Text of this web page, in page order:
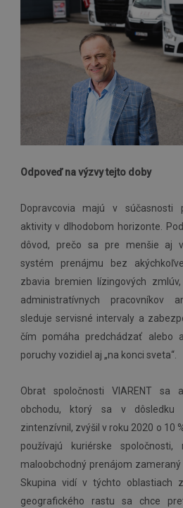
Odpoveď na výzvy tejto doby
Dopravcovia majú v súčasnosti
aktivity v dlhodobom horizonte.
dôvod, prečo sa pre menšie aj
systém prenájmu bez
zbavia bremien lízingových
administratívnych pracovníkov
sleduje servisné intervaly a
čím pomáha predchádzať alebo
poruchy vozidiel aj „na konci sveta“.
Obrat spoločnosti VIARENT sa
obchodu, ktorý sa v dôsledku
zintenzívnil, zvýšil v roku 2020 o 10
používajú kuriérske
maloobchodný prenájom
Skupina vidí v týchto oblastiach
geografického rastu sa chce